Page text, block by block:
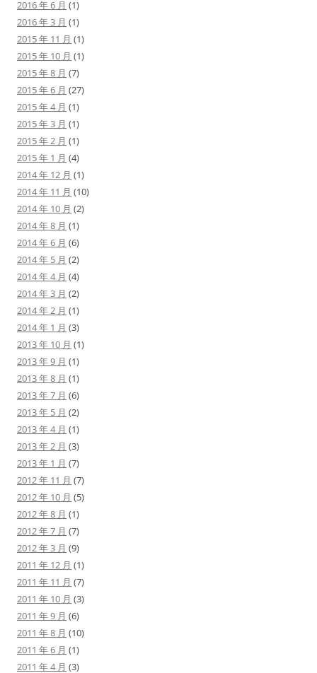
2016 年 6 月 (1)
2016 年 3 月 (1)
2015 年 11 月 (1)
2015 年 10 月 (1)
2015 年 8 月 (7)
2015 年 6 月 (27)
2015 年 4 月 (1)
2015 年 3 月 (1)
2015 年 2 月 (1)
2015 年 1 月 (4)
2014 年 12 月 (1)
2014 年 11 月 (10)
2014 年 10 月 (2)
2014 年 8 月 (1)
2014 年 6 月 (6)
2014 年 5 月 (2)
2014 年 4 月 (4)
2014 年 3 月 (2)
2014 年 2 月 (1)
2014 年 1 月 (3)
2013 年 10 月 (1)
2013 年 9 月 (1)
2013 年 8 月 (1)
2013 年 7 月 (6)
2013 年 5 月 (2)
2013 年 4 月 (1)
2013 年 2 月 (3)
2013 年 1 月 (7)
2012 年 11 月 (7)
2012 年 10 月 (5)
2012 年 8 月 (1)
2012 年 7 月 (7)
2012 年 3 月 (9)
2011 年 12 月 (1)
2011 年 11 月 (7)
2011 年 10 月 (3)
2011 年 9 月 (6)
2011 年 8 月 (10)
2011 年 6 月 (1)
2011 年 4 月 (3)